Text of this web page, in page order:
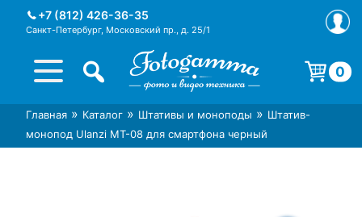
+7 (812) 426-36-35
Санкт-Петербург, Московский пр., д. 25/1
Интернет-магазин фототехники
Foto-Gamma в СПб
Магазин фотоаксессуаров foto-
gamma.ru
0
Корзина пуста.
Главная » Каталог » Штативы и моноподы » Штатив-
монопод Ulanzi MT-08 для смартфона черный